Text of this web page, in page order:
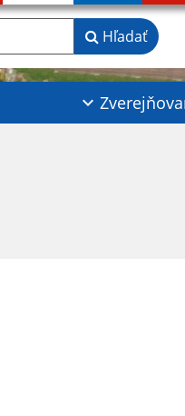
Hľadať